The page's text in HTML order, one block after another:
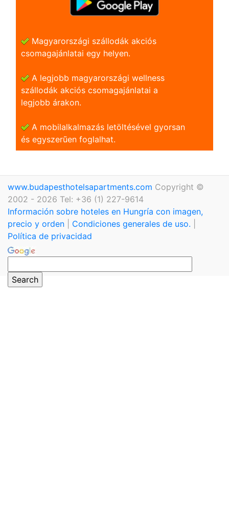
Magyarországi szállodák akciós
csomagajánlatai egy helyen.
A legjobb magyarországi wellness
szállodák akciós csomagajánlatai a
legjobb árakon.
A mobilalkalmazás letöltésével gyorsan
és egyszerũen foglalhat.
www.budapesthotelsapartments.com Copyright ©
2002 - 2026 Tel: +36 (1) 227-9614
Información sobre hoteles en Hungría con imagen,
precio y orden
Condiciones generales de uso.
Política de privacidad